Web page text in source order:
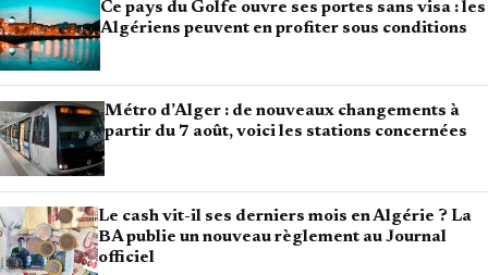
Ce pays du Golfe ouvre ses portes sans visa : les
Algériens peuvent en profiter sous conditions
Métro d’Alger : de nouveaux changements à
partir du 7 août, voici les stations concernées
Le cash vit-il ses derniers mois en Algérie ? La
BA publie un nouveau règlement au Journal
officiel